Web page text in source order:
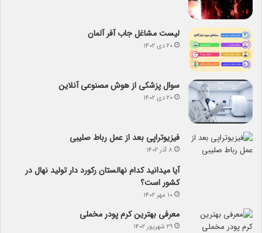
لیست مشاغل جاب آفر آلمان
۲۰ دی ۱۴۰۲
سوال پزشکی از هوش مصنوعی آنلاین
۲۰ دی ۱۴۰۲
فیزیوتراپی بعد از عمل رباط صلیبی
۸ آذر ۱۴۰۲
آیا می­دانید کدام نهالستان رکورد دار تولید نهال­ در
کشور است؟
۱۰ مهر ۱۴۰۲
معرفی بهترین کرم پودر مخملی
۲۹ شهریور ۱۴۰۲